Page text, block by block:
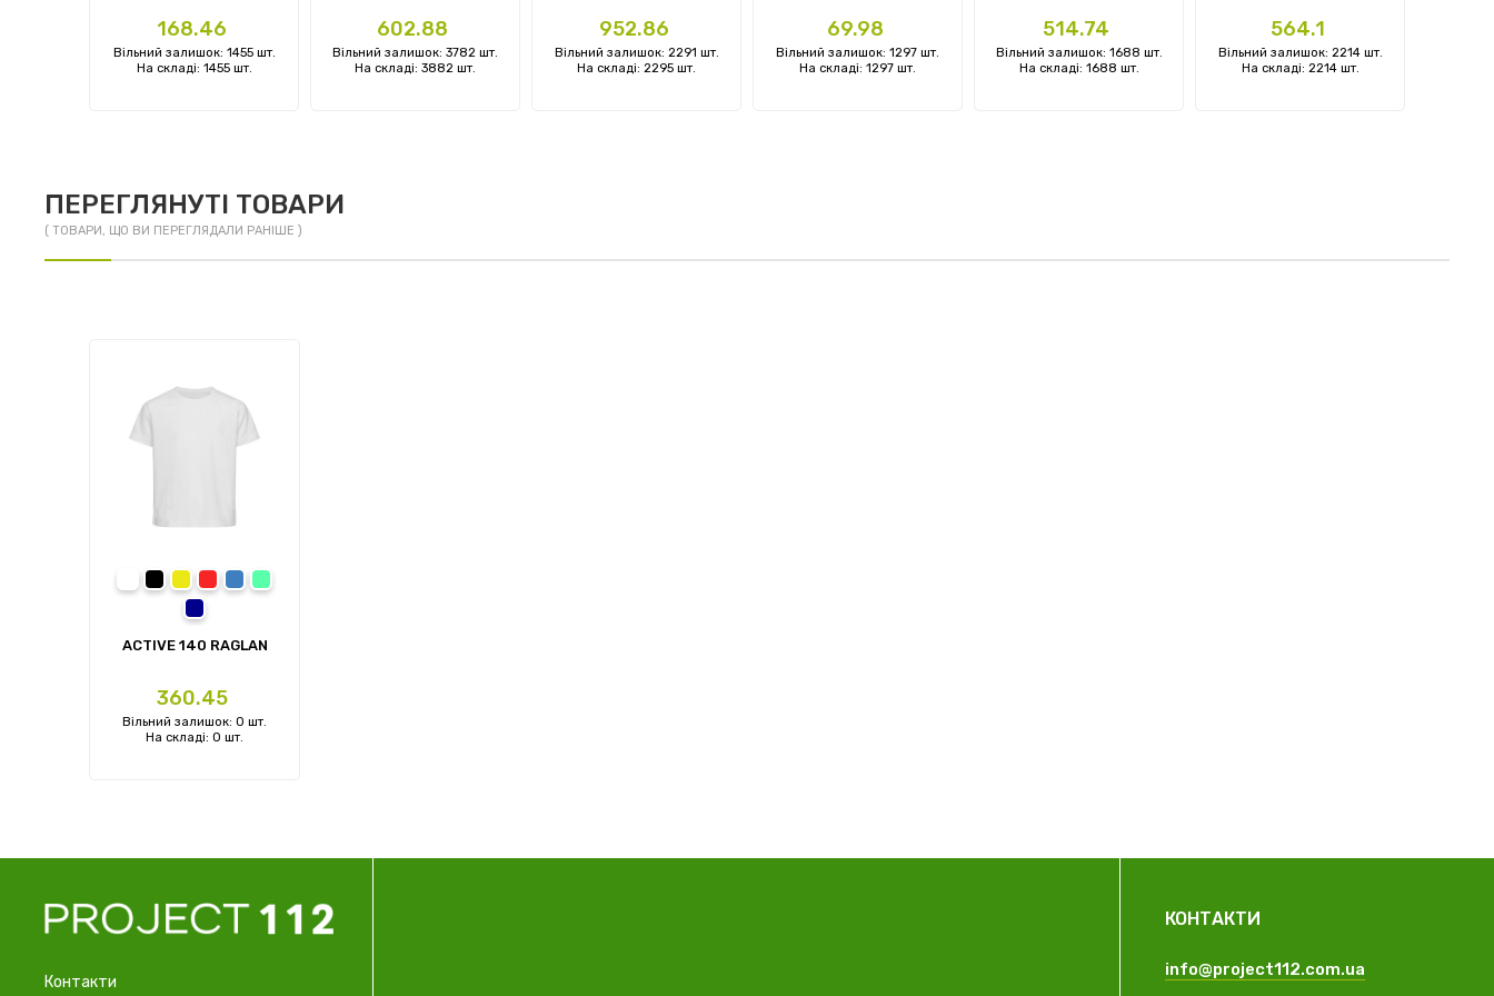
Ціна
168.46
Вільний залишок: 1455 шт.
На складі: 1455 шт.
Ціна
602.88
Вільний залишок: 3782 шт.
На складі: 3882 шт.
Ціна
952.86
Вільний залишок: 2291 шт.
На складі: 2295 шт.
Ціна
69.98
Вільний залишок: 1297 шт.
На складі: 1297 шт.
Ціна
514.74
Вільний залишок: 1688 шт.
На складі: 1688 шт.
Ціна
564.1
Вільний залишок: 2214 шт.
На складі: 2214 шт.
ПЕРЕГЛЯНУТІ ТОВАРИ
( ТОВАРИ, ЩО ВИ ПЕРЕГЛЯДАЛИ РАНІШЕ )
ACTIVE 140 RAGLAN
Ціна
360.45
Вільний залишок: 0 шт.
На складі: 0 шт.
Контакти
КОНТАКТИ
info@project112.com.ua